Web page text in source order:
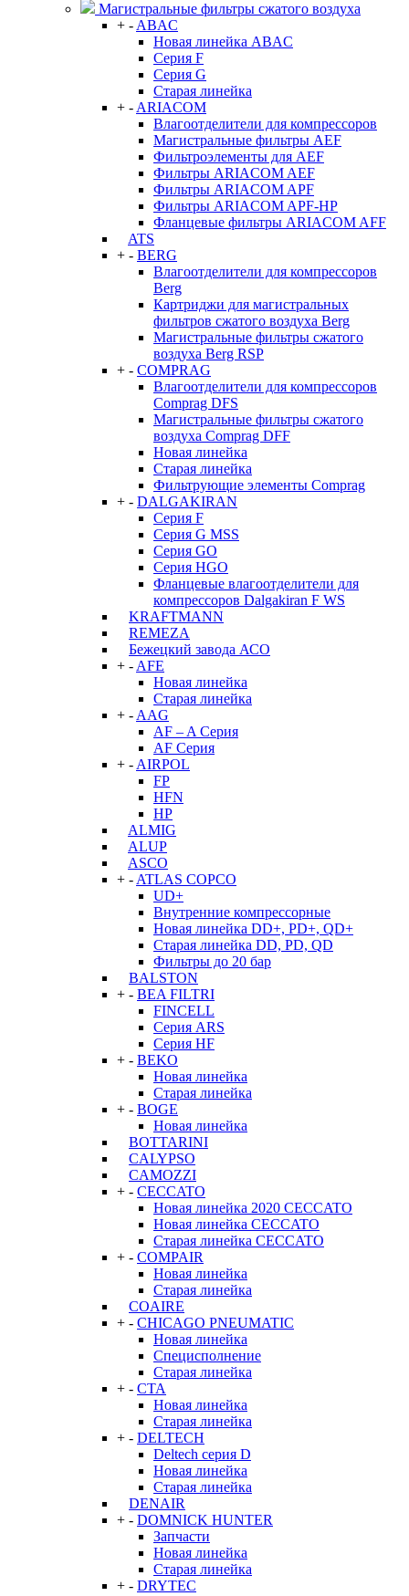
Магистральные фильтры сжатого воздуха
+ - ABAC
Новая линейка ABAC
Серия F
Серия G
Старая линейка
+ - ARIACOM
Влагоотделители для компрессоров
Магистральные фильтры AEF
Фильтроэлементы для AEF
Фильтры ARIACOM AEF
Фильтры ARIACOM APF
Фильтры ARIACOM APF-HP
Фланцевые фильтры ARIACOM AFF
ATS
+ - BERG
Влагоотделители для компрессоров
Berg
Картриджи для магистральных
фильтров сжатого воздуха Berg
Магистральные фильтры сжатого
воздуха Berg RSP
+ - COMPRAG
Влагоотделители для компрессоров
Comprag DFS
Магистральные фильтры сжатого
воздуха Comprag DFF
Новая линейка
Старая линейка
Фильтрующие элементы Comprag
+ - DALGAKIRAN
Серия F
Серия G MSS
Серия GO
Серия HGO
Фланцевые влагоотделители для
компрессоров Dalgakiran F WS
KRAFTMANN
REMEZA
Бежецкий завода АСО
+ - AFE
Новая линейка
Старая линейка
+ - AAG
AF – A Серия
AF Серия
+ - AIRPOL
FP
HFN
HP
ALMIG
ALUP
ASCO
+ - ATLAS COPCO
UD+
Внутренние компрессорные
Новая линейка DD+, PD+, QD+
Старая линейка DD, PD, QD
Фильтры до 20 бар
BALSTON
+ - BEA FILTRI
FINCELL
Серия ARS
Серия HF
+ - BEKO
Новая линейка
Старая линейка
+ - BOGE
Новая линейка
BOTTARINI
CALYPSO
CAMOZZI
+ - CECCATO
Новая линейка 2020 CECCATO
Новая линейка CECCATO
Старая линейка CECCATO
+ - COMPAIR
Новая линейка
Старая линейка
COAIRE
+ - CHICAGO PNEUMATIC
Новая линейка
Специсполнение
Старая линейка
+ - CTA
Новая линейка
Старая линейка
+ - DELTECH
Deltech серия D
Новая линейка
Старая линейка
DENAIR
+ - DOMNICK HUNTER
Запчасти
Новая линейка
Старая линейка
+ - DRYTEC